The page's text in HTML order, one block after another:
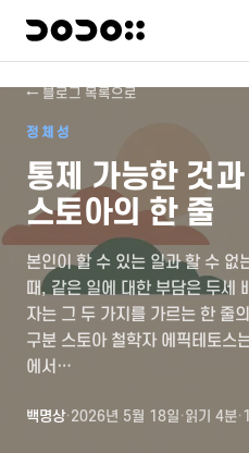
← 블로그 목록으로
정체성
통제 가능한 것
스토아의 한 줄
본인이 할 수 있는 일과 할 수 없
때, 같은 일에 대한 부담은 두세
자는 그 두 가지를 가르는 한 줄
구분 스토아 철학자 에픽테토스
에서…
백명상· 2026년 5월 18일 · 읽기 4분·